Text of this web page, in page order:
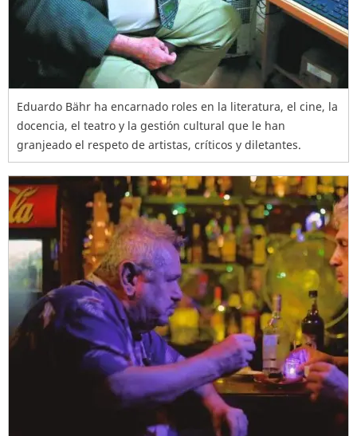
Eduardo Bähr ha encarnado roles en la literatura, el cine, la
docencia, el teatro y la gestión cultural que le han
granjeado el respeto de artistas, críticos y diletantes.